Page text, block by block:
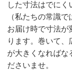
した寸法はでにく
（私たちの常識
お届け時で寸法が
ります。巻いて
が大きくなればな
ださいませ。